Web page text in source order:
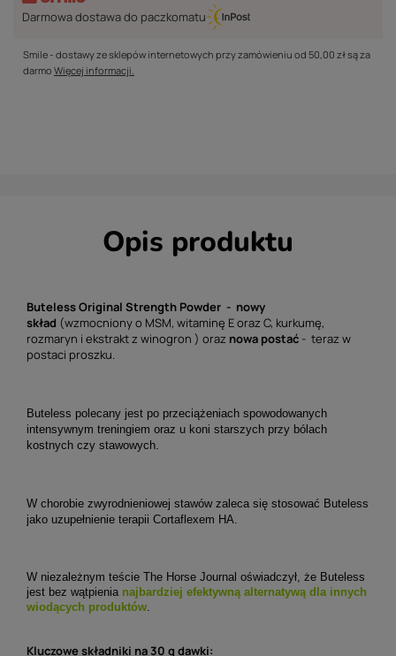
Darmowa dostawa do paczkomatu
Smile - dostawy ze sklepów internetowych przy zamówieniu od 50,00 złsą za
darmo Więcej informacji.
Opis produktu
Buteless Original Strength Powder - nowy
skład (wzmocniony o MSM, witaminę E oraz C, kurkumę,
rozmaryn i ekstrakt z winogron ) oraz nowa postać - teraz w
postaci proszku.
Buteless polecany jest po przeciążeniach spowodowanych
intensywnym treningiem oraz u koni starszych przy bólach
kostnych czy stawowych.
W chorobie zwyrodnieniowej stawów zaleca się stosować Buteless
jako uzupełnienie terapii Cortaflexem HA.
W niezależnym teście The Horse Journal oświadczył, że Buteless
jest bez wątpienia najbardziej efektywną alternatywą dla innych
wiodących produktów
Kluczowe składniki na 30 g dawki: